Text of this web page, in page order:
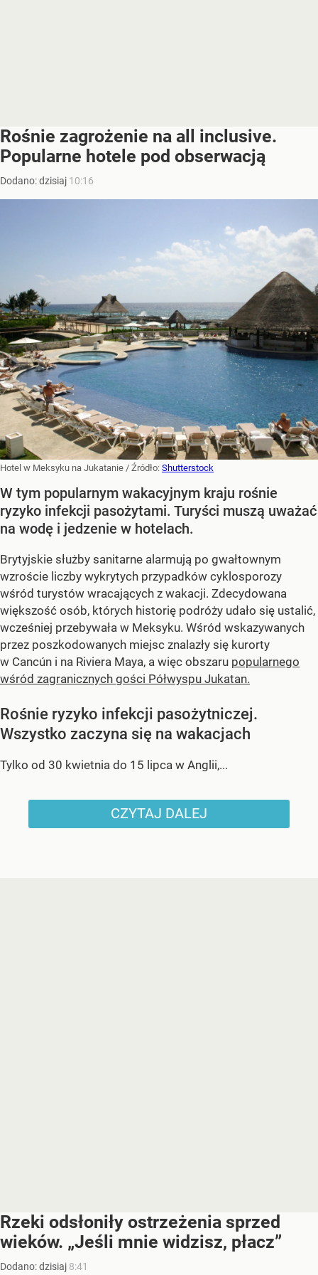
Rośnie zagrożenie na all inclusive.
Popularne hotele pod obserwacją
Dodano:dzisiaj 10:16
Hotel w Meksyku na Jukatanie / Źródło: Shutterstock
W tym popularnym wakacyjnym kraju rośnie
ryzyko infekcji pasożytami. Turyści muszą uważać
na wodę i jedzenie w hotelach.
Brytyjskie służby sanitarne alarmują po gwałtownym
wzroście liczby wykrytych przypadków cyklosporozy
wśród turystów wracających z wakacji. Zdecydowana
większość osób, których historię podróży udało się ustalić,
wcześniej przebywała w Meksyku. Wśród wskazywanych
przez poszkodowanych miejsc znalazły się kurorty
w Cancún i na Riviera Maya, a więc obszaru popularnego
wśród zagranicznych gości Półwyspu Jukatan.
Rośnie ryzyko infekcji pasożytniczej.
Wszystko zaczyna się na wakacjach
Tylko od 30 kwietnia do 15 lipca w Anglii,...
CZYTAJ DALEJ
Rzeki odsłoniły ostrzeżenia sprzed
wieków. „Jeśli mnie widzisz, płacz”
Dodano:dzisiaj 8:41